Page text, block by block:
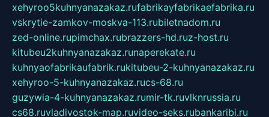
xehyroo5kuhnyanazakaz.rufabrikayfabrikaefabrika.ru
vskrytie-zamkov-moskva-113.rubiletnadom.ru
zed-online.rupimchax.rubrazzers-hd.ruz-host.ru
kitubeu2kuhnyanazakaz.runaperekate.ru
kuhnyaofabrikaufabrik.rukitubeu-2-kuhnyanazakaz.ru
xehyroo-5-kuhnyanazakaz.rucs-68.ru
guzywia-4-kuhnyanazakaz.rumir-tk.ruvlknrussia.ru
cs68.ruvladivostok-map.ruvideo-seks.rubankaribi.ru